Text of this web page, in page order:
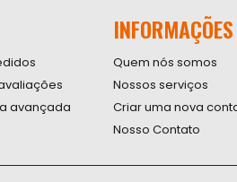
nossa
avançada
INFORMAÇÕES
Quem nós somos
Nossos serviços
Criar uma nova
Nosso Contato